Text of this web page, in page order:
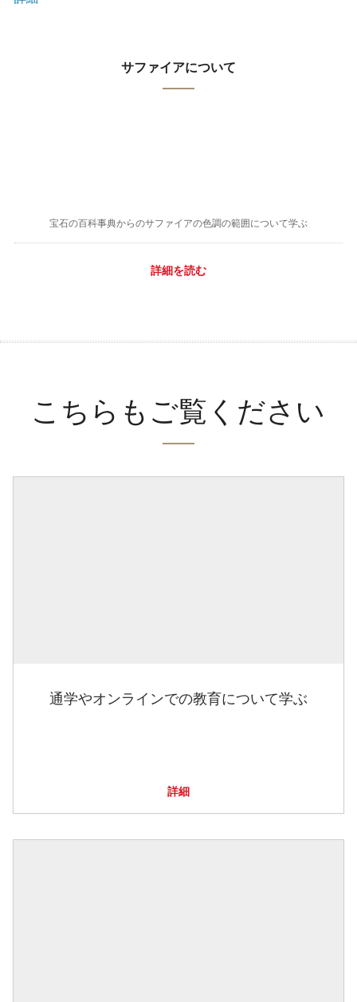
サファイアについて
宝石の百科事典からのサファイアの色調の範囲について学ぶ
詳細を読む
こちらもご覧ください
通学やオンラインでの教育について学ぶ
詳細